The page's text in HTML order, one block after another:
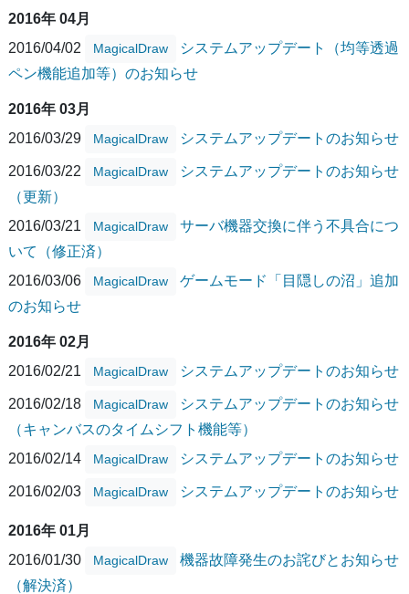
2016年 04月
2016/04/02
MagicalDraw
システムアップデート（均等透過
ペン機能追加等）のお知らせ
2016年 03月
2016/03/29
MagicalDraw システムアップデートのお知らせ
2016/03/22 MagicalDraw
システムアップデートのお知らせ
（更新）
2016/03/21
MagicalDraw
サーバ機器交換に伴う不具合につ
いて（修正済）
2016/03/06
MagicalDraw
ゲームモード「目隠しの沼」追加
のお知らせ
2016年 02月
2016/02/21
MagicalDraw システムアップデートのお知らせ
2016/02/18 MagicalDraw
システムアップデートのお知らせ
（キャンバスのタイムシフト機能等）
2016/02/14
MagicalDraw システムアップデートのお知らせ
2016/02/03 MagicalDraw システムアップデートのお知らせ
2016年 01月
2016/01/30
MagicalDraw
機器故障発生のお詫びとお知らせ
（解決済）